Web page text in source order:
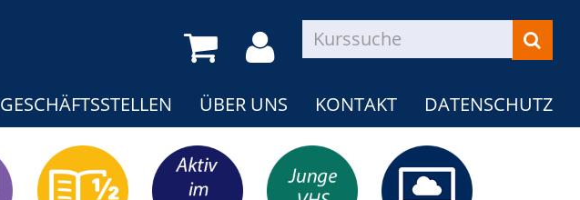
GESCHÄFTSSTELLEN ÜBER UNS KONTAKT DATENSCHUTZ